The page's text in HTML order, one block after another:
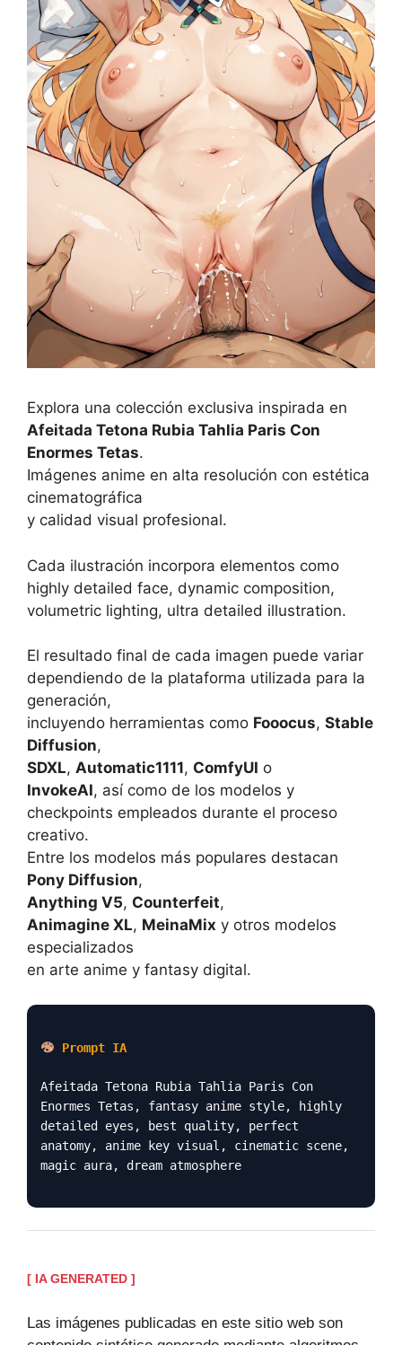
Explora una colección exclusiva inspirada en
Afeitada Tetona Rubia Tahlia Paris Con
Enormes Tetas.
Imágenes anime en alta resolución con estética
cinematográfica
y calidad visual profesional.
Cada ilustración incorpora elementos como
highly detailed face, dynamic composition,
volumetric lighting, ultra detailed illustration.
El resultado final de cada imagen puede variar
dependiendo de la plataforma utilizada para la
generación,
incluyendo herramientas como Fooocus, Stable
Diffusion,
SDXL, Automatic1111, ComfyUI o
InvokeAI, así como de los modelos y
checkpoints empleados durante el proceso
creativo.
Entre los modelos más populares destacan
Pony Diffusion,
Anything V5, Counterfeit,
Animagine XL, MeinaMix y otros modelos
especializados
en arte anime y fantasy digital.
Prompt IA
Afeitada Tetona Rubia Tahlia Paris Con
Enormes Tetas, fantasy anime style, highly
detailed eyes, best quality, perfect
anatomy, anime key visual, cinematic scene,
magic aura, dream atmosphere
[ IA GENERATED ]
Las imágenes publicadas en este sitio web son